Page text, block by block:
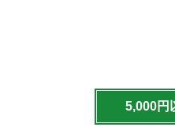
5,000円